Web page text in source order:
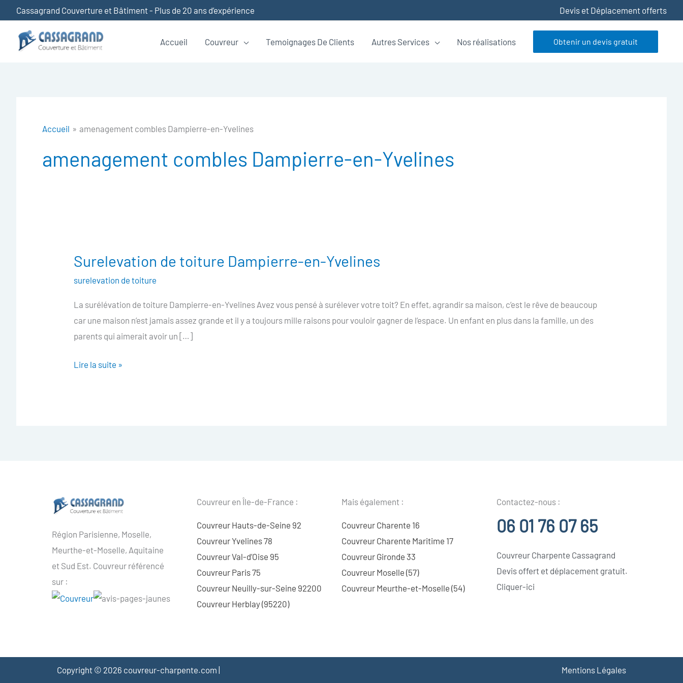
au
contenu
Cassagrand Couverture et Bâtiment - Plus de 20 ans d’expérience Devis et Déplacement offerts
Accueil Couvreur Temoignages De Clients Autres Services Nos réalisations Obtenir un devis gratuit
Accueil amenagement combles Dampierre-en-Yvelines
amenagement combles Dampierre-en-Yvelines
Surelevation de toiture Dampierre-en-Yvelines
surelevation de toiture
La surélévation de toiture Dampierre-en-Yvelines Avez vous pensé à surélever votre toit? En effet, agrandir sa maison, c’est le rêve de beaucoup
car une maison n’est jamais assez grande et il y a toujours mille raisons pour vouloir gagner de l’espace. Un enfant en plus dans la famille, un des
parents qui aimerait avoir un […]
Surelevation
Dampierre-
en-
Yvelines
Lire la suite »
Région Parisienne, Moselle,
Meurthe-et-Moselle, Aquitaine
et Sud Est. Couvreur référencé
sur :
Couvreur en Île-de-France :
Couvreur Hauts-de-Seine 92
Couvreur Yvelines 78
Couvreur Val-d’Oise 95
Couvreur Paris 75
Couvreur Neuilly-sur-Seine 92200
Couvreur Herblay (95220)
Mais également :
Couvreur Charente 16
Couvreur Charente Maritime 17
Couvreur Gironde 33
Couvreur Moselle (57)
Couvreur Meurthe-et-Moselle (54)
Contactez-nous :
06 01 76 07 65
Couvreur Charpente Cassagrand
Devis offert et déplacement gratuit.
Cliquer-ici
Copyright © 2026 couvreur-charpente.com | Mentions Légales